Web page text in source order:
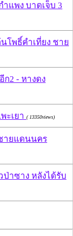
แพง บาดเจ็บ 3
โพธิ์คำเที่ยง ชาย
ก2 - หางดง
ะเยา ( 13350views)
ายแดนนคร
าซาง หลังได้รับ